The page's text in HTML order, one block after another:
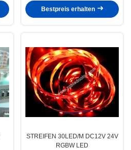
Bestpreis erhalten
STREIFEN 30LED/M DC12V 24V
RGBW LED